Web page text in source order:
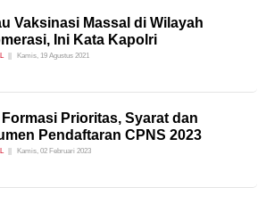
Vaksinasi Massal di Wilayah
Ini Kata Kapolri
Kamis, 19 Agustus 2021
Formasi Prioritas, Syarat dan
Pendaftaran CPNS 2023
Kamis, 02 Februari 2023